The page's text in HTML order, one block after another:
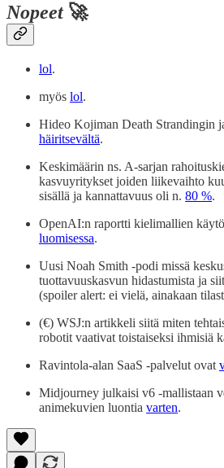
Nopeet🚀
lol.
myös lol.
Hideo Kojiman Death Strandingin
häiritsevältä.
Keskimäärin ns. A-sarjan
kasvuyritykset joiden liikevaihto
sisällä ja kannattavuus oli n. 80 %.
OpenAI:n raportti kielimallien
luomisessa.
Uusi Noah Smith -podi missä
tuottavuuskasvun hidastumista ja
(spoiler alert: ei vielä, ainakaan
(€) WSJ:n artikkeli siitä miten
robotit vaativat toistaiseksi ihmisiä
Ravintola-alan SaaS -palvelut ovat
Midjourney julkaisi v6 -mallistaan
animekuvien luontia varten.